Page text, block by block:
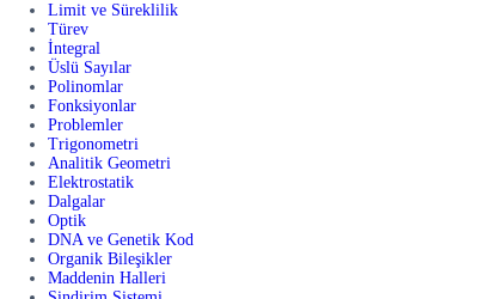
Limit ve Süreklilik
Türev
İntegral
Üslü Sayılar
Polinomlar
Fonksiyonlar
Problemler
Trigonometri
Analitik Geometri
Elektrostatik
Dalgalar
Optik
DNA ve Genetik Kod
Organik Bileşikler
Maddenin Halleri